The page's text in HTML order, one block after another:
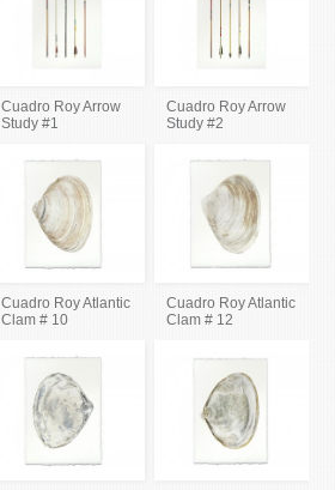
Cuadro Roy Arrow
Study #1
Cuadro Roy Arrow
Study #2
Cuadro Roy Atlantic
Clam # 10
Cuadro Roy Atlantic
Clam # 12